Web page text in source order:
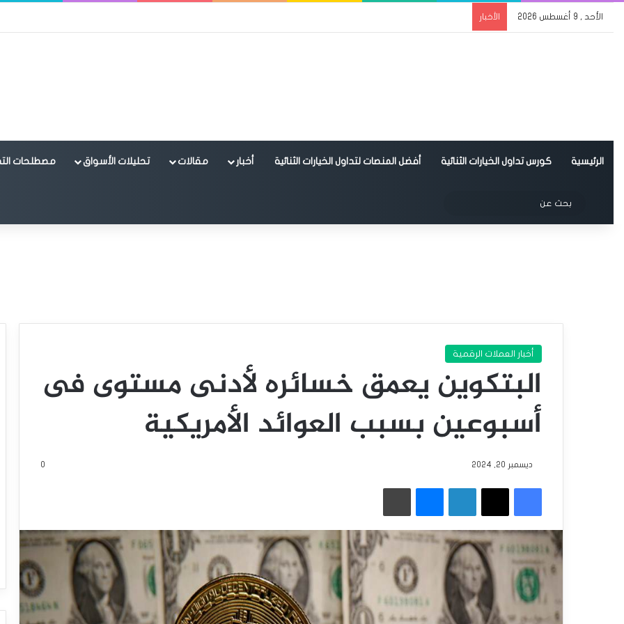
الأحد , 9 أغسطس 2026 الأخبار
الرئيسية كورس تداول الخيارات الثنائية أفضل المنصات لتداول الخيارات الثنائية أخبار مقالات تحليلات الأسواق مصطلحات
الوضع المظلم
عن
أخبار العملات الرقمية
البتكوين يعمق خسائره لأدنى مستوى فى
أسبوعين بسبب العوائد الأمريكية
ديسمبر 20, 2024 0
فيسبوك
‫X لينكدإن ماسنجر طباعة